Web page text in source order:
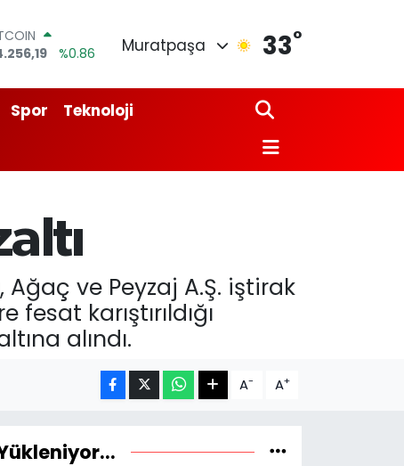
%0.86
%0.1
%0
Muratpaşa 33°
Spor
Teknoloji
Ağaç ve Peyzaj A.Ş. iştirak
karıştırıldığı
alındı.
A- A+